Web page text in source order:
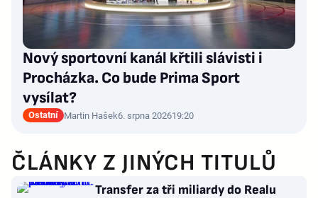
Nový sportovní kanál křtili slávisti i
Procházka. Co bude Prima Sport
vysílat?
Ostatní Martin Hašek6. srpna 202619:20
ČLÁNKY Z JINÝCH TITULŮ
Transfer za tři miliardy do Realu